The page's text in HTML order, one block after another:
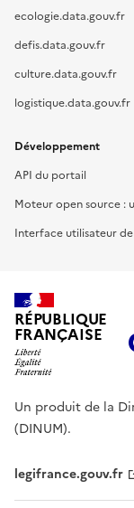
ecologie.data.gouv.fr
defis.data.gouv.fr
culture.data.gouv.fr
logistique.data.gouv.fr
Développement
API du portail
Moteur open source :
Interface utilisateur
RÉPUBLIQUE
FRANÇAISE
Un produit de la
(DINUM).
legifrance.gouv.fr